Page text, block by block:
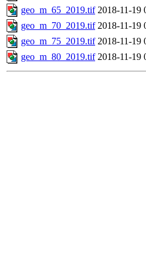
geo_m_65_2019.tif 2018-11-19
geo_m_70_2019.tif 2018-11-19
geo_m_75_2019.tif 2018-11-19
geo_m_80_2019.tif 2018-11-19